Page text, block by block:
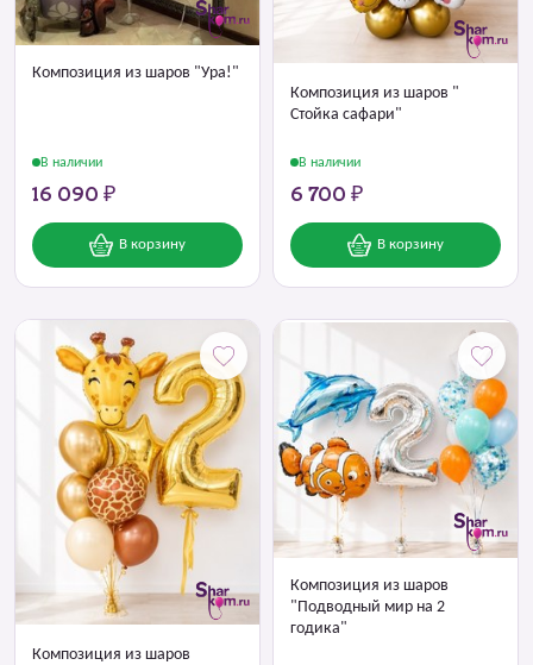
Композиция из шаров "Ура!"
В наличии
16 090 ₽
В корзину
Композиция из шаров "
Стойка сафари"
В наличии
6 700 ₽
В корзину
Композиция из шаров
Композиция из шаров
"Подводный мир на 2
годика"